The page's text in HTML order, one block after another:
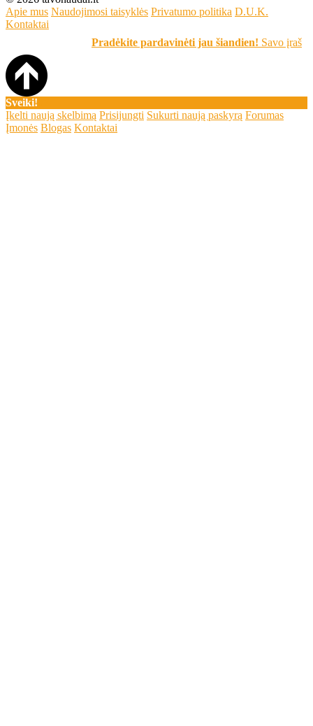
Apie mus Naudojimosi taisyklės Privatumo politika D.U.K.
Kontaktai
Pradėkite pardavinėti jau šiandien! Savo įrašą
Sveiki!
Įkelti naują skelbimą Prisijungti Sukurti naują paskyrą Forumas
Įmonės Blogas Kontaktai